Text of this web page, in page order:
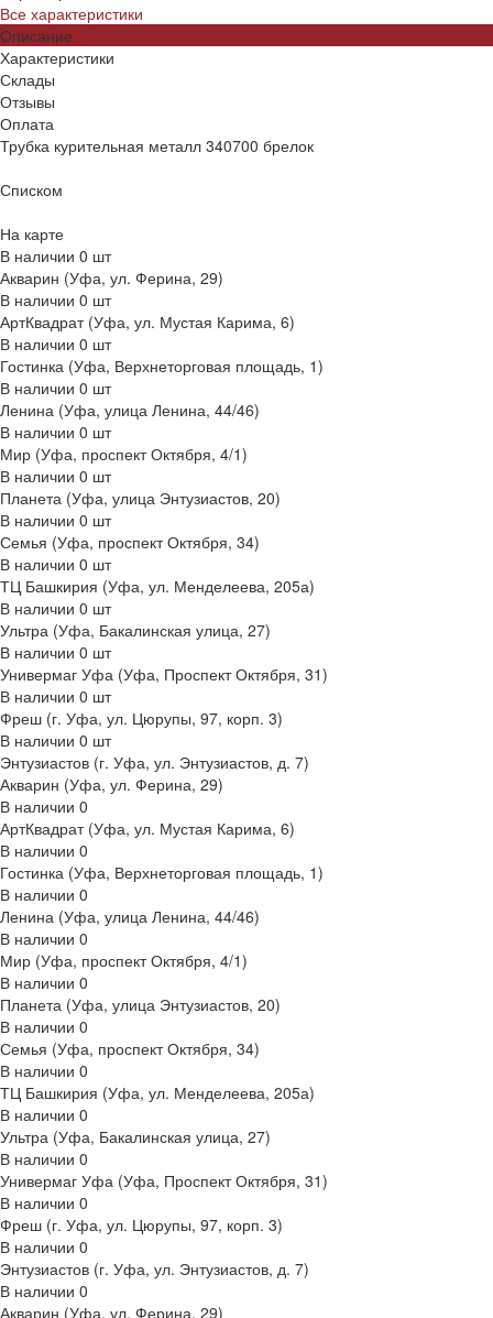
Все характеристики
Описание
Характеристики
Склады
Отзывы
Оплата
Трубка курительная металл 340700 брелок
Списком
На карте
В наличии 0 шт
Акварин (Уфа, ул. Ферина, 29)
В наличии 0 шт
АртКвадрат (Уфа, ул. Мустая Карима, 6)
В наличии 0 шт
Гостинка (Уфа, Верхнеторговая площадь, 1)
В наличии 0 шт
Ленина (Уфа, улица Ленина, 44/46)
В наличии 0 шт
Мир (Уфа, проспект Октября, 4/1)
В наличии 0 шт
Планета (Уфа, улица Энтузиастов, 20)
В наличии 0 шт
Семья (Уфа, проспект Октября, 34)
В наличии 0 шт
ТЦ Башкирия (Уфа, ул. Менделеева, 205а)
В наличии 0 шт
Ультра (Уфа, Бакалинская улица, 27)
В наличии 0 шт
Универмаг Уфа (Уфа, Проспект Октября, 31)
В наличии 0 шт
Фреш (г‌. Уфа, ул. Цюрупы, 97, корп. 3)
В наличии 0 шт
Энтузиастов (г. Уфа, ул. Энтузиастов, д. 7)
Акварин (Уфа, ул. Ферина, 29)
В наличии 0
АртКвадрат (Уфа, ул. Мустая Карима, 6)
В наличии 0
Гостинка (Уфа, Верхнеторговая площадь, 1)
В наличии 0
Ленина (Уфа, улица Ленина, 44/46)
В наличии 0
Мир (Уфа, проспект Октября, 4/1)
В наличии 0
Планета (Уфа, улица Энтузиастов, 20)
В наличии 0
Семья (Уфа, проспект Октября, 34)
В наличии 0
ТЦ Башкирия (Уфа, ул. Менделеева, 205а)
В наличии 0
Ультра (Уфа, Бакалинская улица, 27)
В наличии 0
Универмаг Уфа (Уфа, Проспект Октября, 31)
В наличии 0
Фреш (г‌. Уфа, ул. Цюрупы, 97, корп. 3)
В наличии 0
Энтузиастов (г. Уфа, ул. Энтузиастов, д. 7)
В наличии 0
Акварин (Уфа, ул. Ферина, 29)